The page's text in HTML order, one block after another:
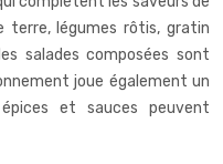
terre, légumes rôtis, gratin
salades composées sont
joue également un
et sauces peuvent